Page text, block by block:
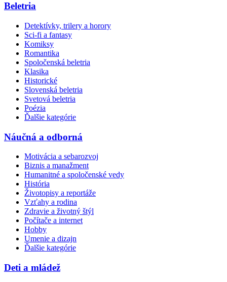
Beletria
Detektívky, trilery a horory
Sci-fi a fantasy
Komiksy
Romantika
Spoločenská beletria
Klasika
Historické
Slovenská beletria
Svetová beletria
Poézia
Ďalšie kategórie
Náučná a odborná
Motivácia a sebarozvoj
Biznis a manažment
Humanitné a spoločenské vedy
História
Životopisy a reportáže
Vzťahy a rodina
Zdravie a životný štýl
Počítače a internet
Hobby
Umenie a dizajn
Ďalšie kategórie
Deti a mládež